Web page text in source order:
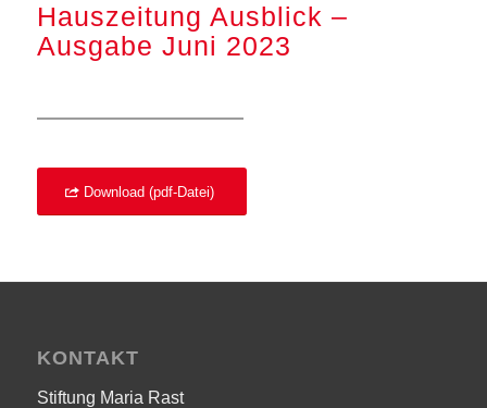
Hauszeitung Ausblick –
Ausgabe Juni 2023
Download (pdf-Datei)
KONTAKT
Stiftung Maria Rast